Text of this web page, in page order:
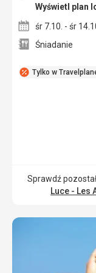
Tylko w
Wyświetl plan
śr 7.10. - śr
Śniadanie
Sprawdź
Luce - Les